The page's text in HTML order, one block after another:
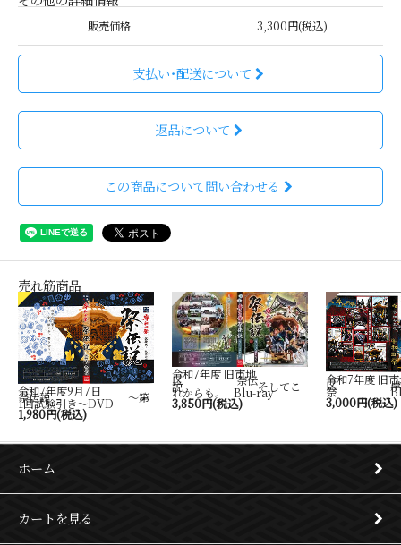
販売価格 3,300円(税込)
支払い・配送について
返品について
この商品について問い合わせる
売れ筋商品
令和7年度9月7日
祭伝説 ～第
1回試験引き～DVD
1,980円(税込)
令和7年度 旧市地
区 祭伝
説 そしてこ
れからも。 Blu-ray
3,850円(税込)
令和7年度 旧
区 岸
祭
3,000円(税込)
ホーム
カートを見る